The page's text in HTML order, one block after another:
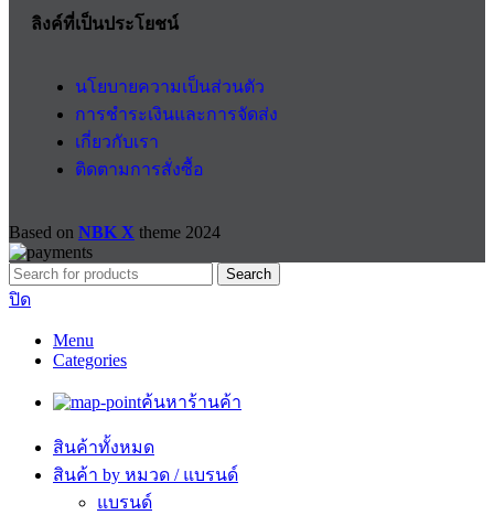
ลิงค์ที่เป็นประโยชน์
นโยบายความเป็นส่วนตัว
การชำระเงินและการจัดส่ง
เกี่ยวกับเรา
ติดตามการสั่งซื้อ
Based on NBK X theme 2024
Search
ปิด
Menu
Categories
ค้นหาร้านค้า
สินค้าทั้งหมด
สินค้า by หมวด / แบรนด์
แบรนด์